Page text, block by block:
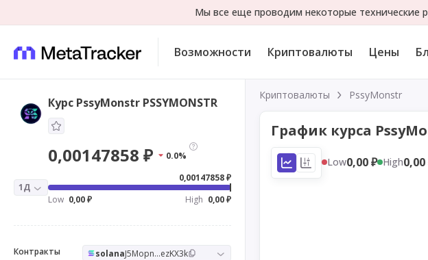
Мы все еще проводим некоторые технические
Возможности Криптовалюты Цены
Курс PssyMonstr PSSYMONSTR
0,00147858 ₽ 0.0%
1Д
0,00147858 ₽
Low 0,00 ₽ High 0,00 ₽
Контракты solanaJ5Mopn...ezKX3k
Криптовалюты PssyMonstr
График курса
Low0,00 ₽ High0,00